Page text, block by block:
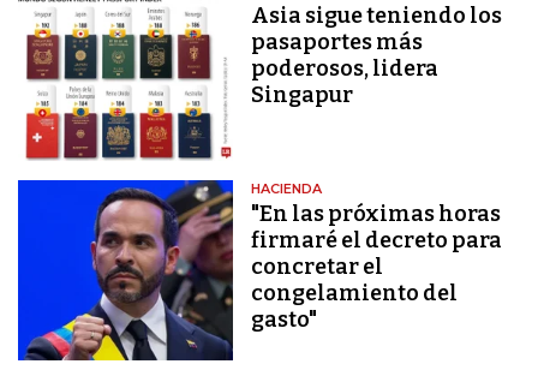
Asia sigue teniendo los
pasaportes más
poderosos, lidera
Singapur
HACIENDA
"En las próximas horas
firmaré el decreto para
concretar el
congelamiento del
gasto"